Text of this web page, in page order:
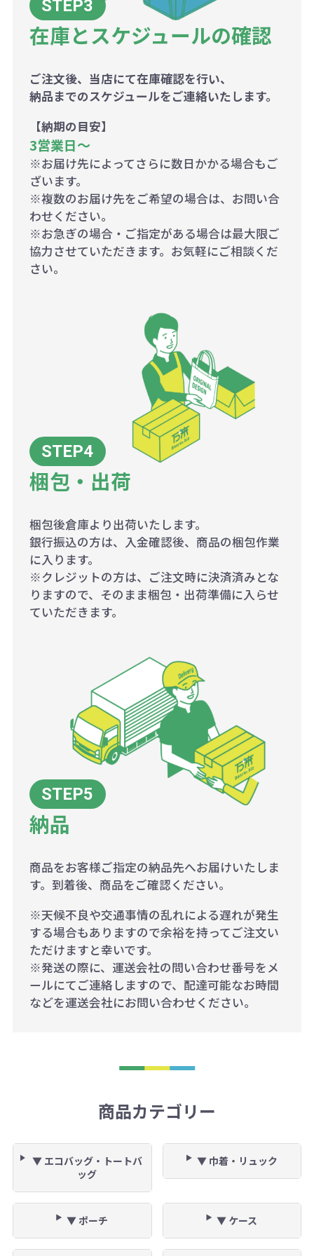
在庫とスケジュールの確認
ご注文後、当店にて在庫確認を行い、
納品までのスケジュールをご連絡いたします。
【納期の目安】
3営業日〜
※お届け先によってさらに数日かかる場合もご
ざいます。
※複数のお届け先をご希望の場合は、お問い合
わせください。
※お急ぎの場合・ご指定がある場合は最大限ご
協力させていただきます。お気軽にご相談くだ
さい。
梱包・出荷
梱包後倉庫より出荷いたします。
銀行振込の方は、入金確認後、商品の梱包作業
に入ります。
※クレジットの方は、ご注文時に決済済みとな
りますので、そのまま梱包・出荷準備に入らせ
ていただきます。
納品
商品をお客様ご指定の納品先へお届けいたしま
す。到着後、商品をご確認ください。
※天候不良や交通事情の乱れによる遅れが発生
する場合もありますので余裕を持ってご注文い
ただけますと幸いです。
※発送の際に、運送会社の問い合わせ番号をメ
ールにてご連絡しますので、配達可能なお時間
などを運送会社にお問い合わせください。
商品カテゴリー
▼ エコバッグ・トートバ
ッグ
▼ 巾着・リュック
▼ ポーチ ▼ ケース